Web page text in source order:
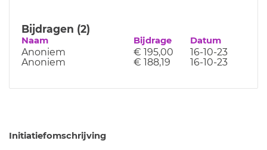
Bijdragen (2)
Naam Bijdrage Datum
Anoniem € 195,00
16-10-23
Anoniem
€ 188,19 16-10-23
Initiatiefomschrijving